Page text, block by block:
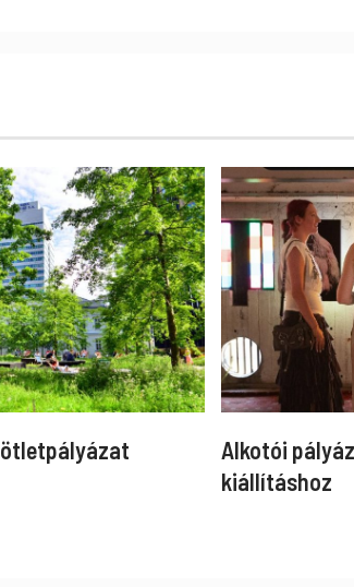
Alkotói
kiállításhoz